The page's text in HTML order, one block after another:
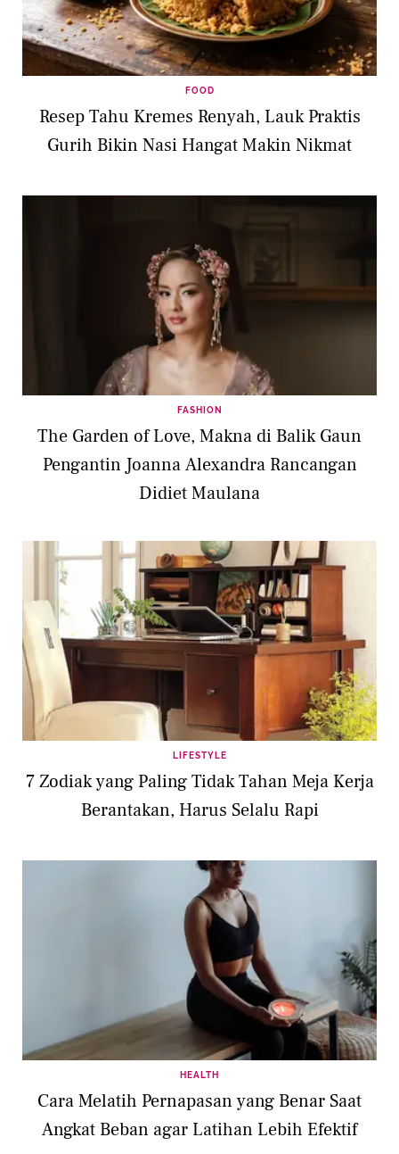
FOOD
Resep Tahu Kremes Renyah, Lauk Praktis
Gurih Bikin Nasi Hangat Makin Nikmat
FASHION
The Garden of Love, Makna di Balik Gaun
Pengantin Joanna Alexandra Rancangan
Didiet Maulana
LIFESTYLE
7 Zodiak yang Paling Tidak Tahan Meja Kerja
Berantakan, Harus Selalu Rapi
HEALTH
Cara Melatih Pernapasan yang Benar Saat
Angkat Beban agar Latihan Lebih Efektif